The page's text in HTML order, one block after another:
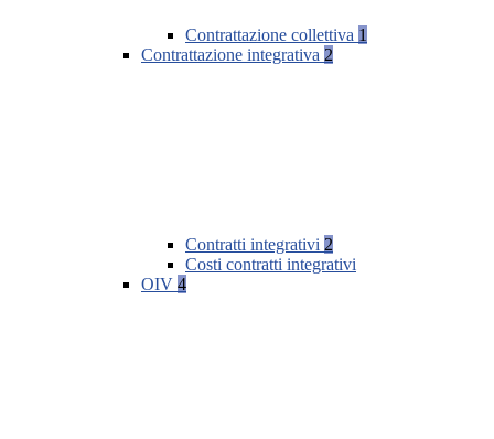
Contrattazione collettiva 1
Contrattazione integrativa 2
Contratti integrativi 2
Costi contratti integrativi
OIV 4